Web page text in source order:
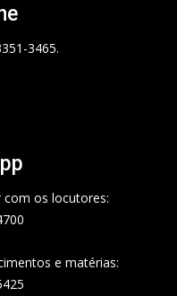
3465.
com os locutores:
e matérias: